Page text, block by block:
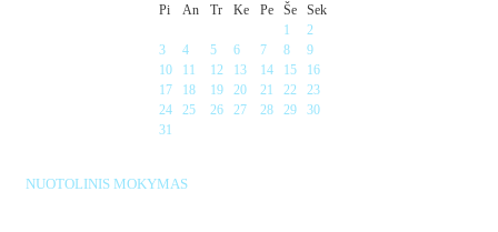
Pi
An Tr Ke Pe Še
Sek
1
2
3
4 5 6 7 8
9
10
11 12 13 14 15
16
17
18 19 20 21 22
23
24
25 26 27 28 29
30
31
NUOTOLINIS MOKYMAS